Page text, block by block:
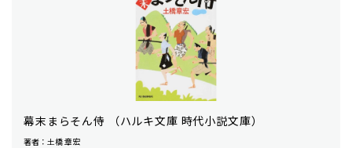
幕末まらそん侍 （ハルキ文庫 時代小説文庫）
著者：土橋 章宏